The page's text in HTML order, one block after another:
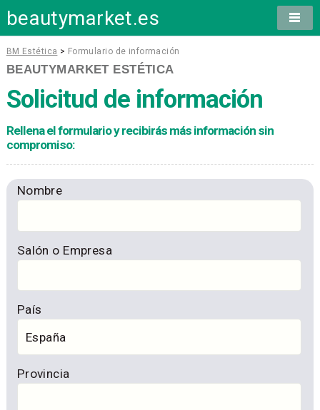
beautymarket.es
BM Estética > Formulario de información
BEAUTYMARKET ESTÉTICA
Solicitud de información
Rellena el formulario y recibirás más información sin
compromiso:
Nombre
Salón o Empresa
País
Provincia